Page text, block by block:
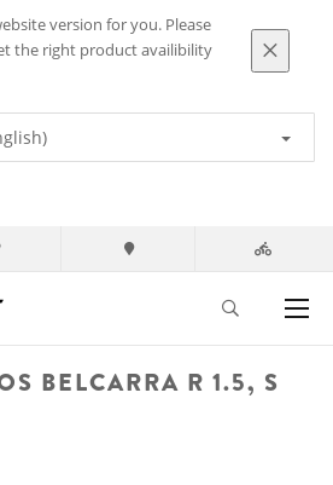
version for you. Please
the right product availibility
BELCARRA R 1.5, S